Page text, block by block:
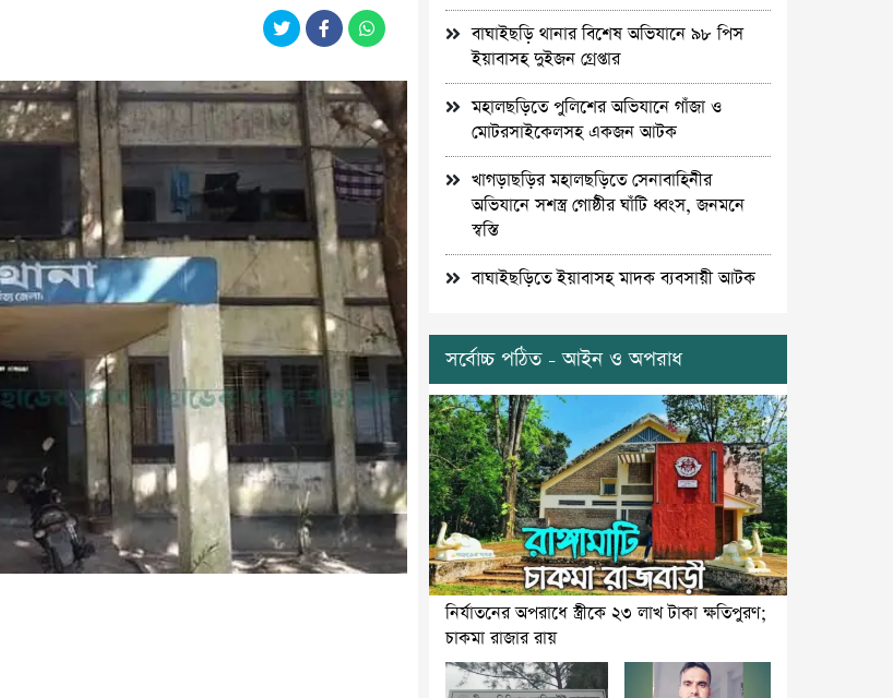
বাঘাইছড়ি থানার বিশেষ অভিযানে ৯৮ পিস
ইয়াবাসহ দুইজন গ্রেপ্তার
মহালছড়িতে পুলিশের অভিযানে গাঁজা ও
মোটরসাইকেলসহ একজন আটক
খাগড়াছড়ির মহালছড়িতে সেনাবাহিনীর
অভিযানে সশস্ত্র গোষ্ঠীর ঘাঁটি ধ্বংস, জনমনে
স্বস্তি
বাঘাইছড়িতে ইয়াবাসহ মাদক ব্যবসায়ী আটক
সর্বোচ্চ পঠিত - আইন ও অপরাধ
নির্যাতনের অপরাধে স্ত্রীকে ২৩ লাখ টাকা ক্ষতিপুরণ;
চাকমা রাজার রায়